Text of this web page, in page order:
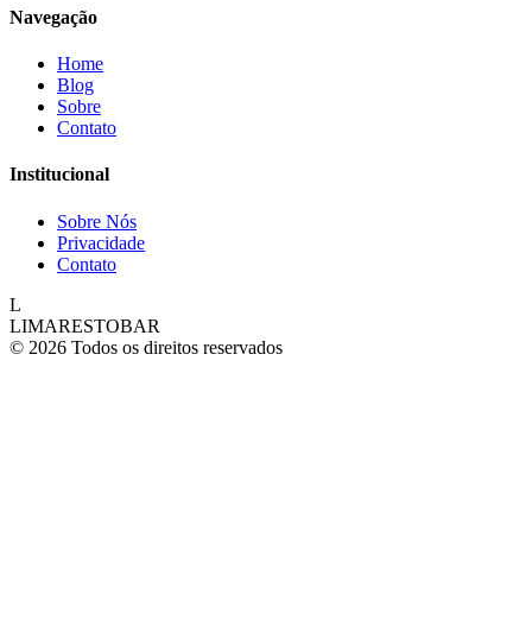
Navegação
Home
Blog
Sobre
Contato
Institucional
Sobre Nós
Privacidade
Contato
L
LIMARESTOBAR
© 2026 Todos os direitos reservados